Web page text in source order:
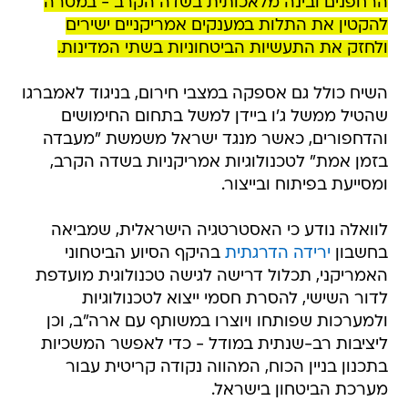
להקטין את התלות במענקים אמריקניים ישירים
ולחזק את התעשיות הביטחוניות בשתי המדינות.
השיח כולל גם אספקה במצבי חירום, בניגוד לאמברגו
שהטיל ממשל ג'ו ביידן למשל בתחום החימושים
והדחפורים, כאשר מנגד ישראל משמשת "מעבדה
בזמן אמת" לטכנולוגיות אמריקניות בשדה הקרב,
ומסייעת בפיתוח ובייצור.
לוואלה נודע כי האסטרטגיה הישראלית, שמביאה
בחשבון ירידה הדרגתית בהיקף הסיוע הביטחוני
האמריקני, תכלול דרישה לגישה טכנולוגית מועדפת
לדור השישי, להסרת חסמי ייצוא לטכנולוגיות
ולמערכות שפותחו ויוצרו במשותף עם ארה"ב, וכן
ליציבות רב-שנתית במודל - כדי לאפשר המשכיות
בתכנון בניין הכוח, המהווה נקודה קריטית עבור
מערכת הביטחון בישראל.